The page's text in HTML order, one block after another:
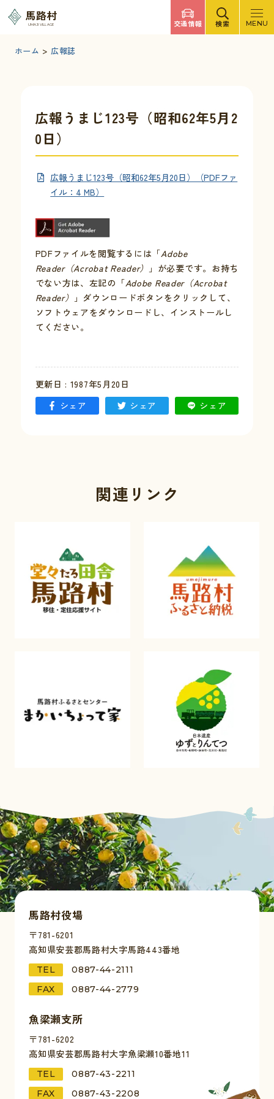
馬路村
UMAJI VILLAGE 交通情報 検索 MENU
ホーム > 広報誌
広報うまじ123号（昭和62年5月2
0日）
広報うまじ123号（昭和62年5月20日）（PDFファ
イル：4 MB）
PDFファイルを閲覧するには「Adobe
Reader（Acrobat Reader） 」が必要です。お持ち
でない方は、左記の「Adobe Reader（Acrobat
Reader） 」ダウンロードボタンをクリックして、
ソフトウェアをダウンロードし、インストールし
てください。
更新日 : 1987年5月20日
シェア
シェア シェア
関連リンク
馬路村役場
〒781-6201
高知県安芸郡馬路村大字馬路443番地
TEL
0887-44-2111
FAX
0887-44-2779
魚梁瀬支所
〒781-6202
高知県安芸郡馬路村大字魚梁瀬10番地11
TEL
0887-43-2211
FAX
0887-43-2208
観光・イベント
移住・定住
ふるさと納税
お問い合わせ
例規集
文字サイズ